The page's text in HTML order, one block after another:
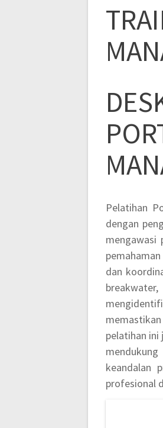
Pelatihan
dengan
mengawasi
dan
pelatihan ini
keandalan
profesional